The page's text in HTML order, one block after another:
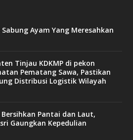
Ayam Yang Meresahkan
Tinjau KDKMP di pekon
Pematang Sawa, Pastikan
Distribusi Logistik Wilayah
Pantai dan Laut,
Gaungkan Kepedulian